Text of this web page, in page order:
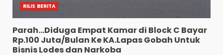
RILIS BERITA
Parah…Diduga Empat Kamar di Block C Bayar
Rp.100 Juta/Bulan Ke KA.Lapas Gobah Untuk
Bisnis Lodes dan Narkoba